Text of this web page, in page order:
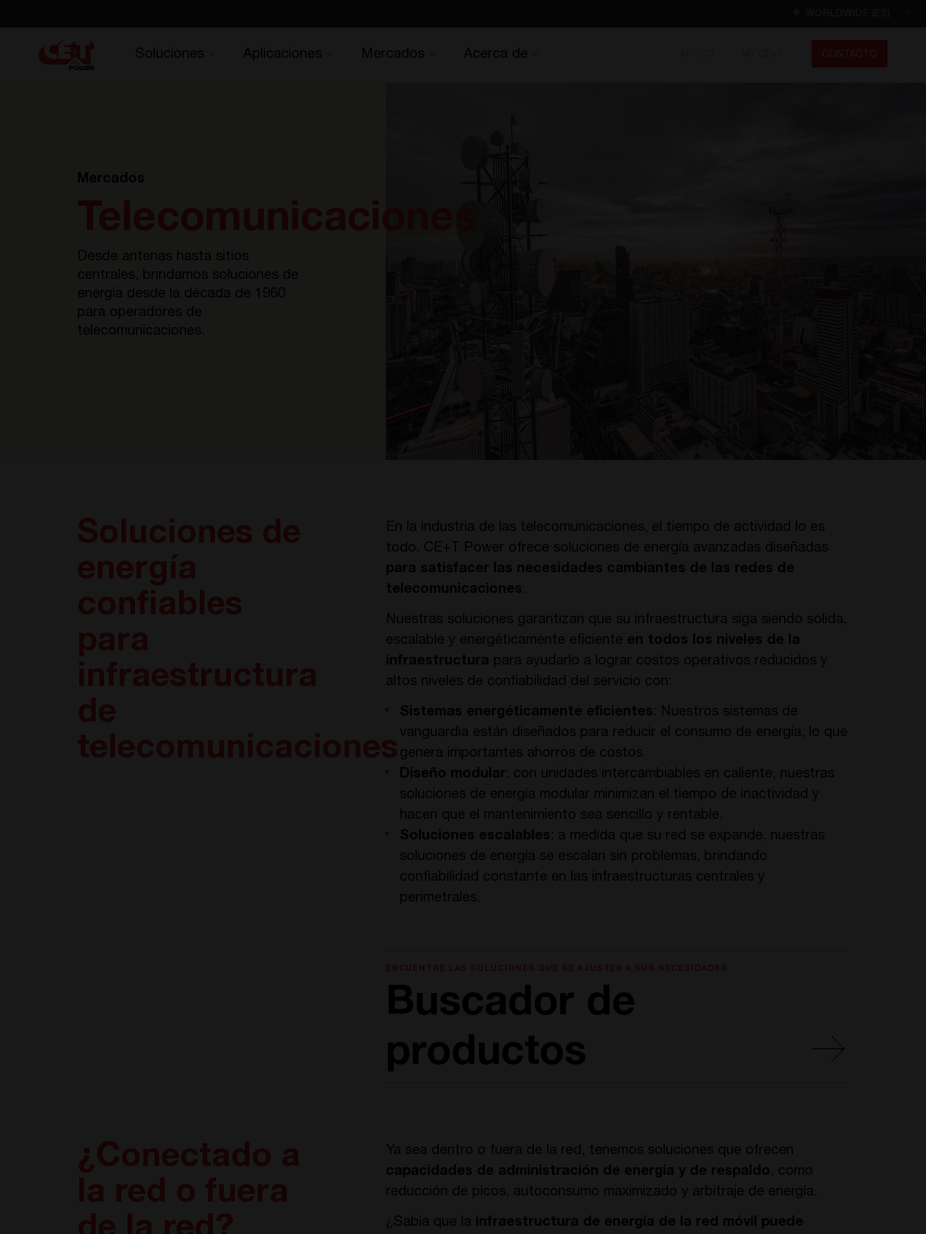
Soluciones Aplicaciones Mercados Acerca de
Mercados
Desde antenas hasta sitios
centrales, brindamos soluciones de
energía desde la década de 1960
para operadores de
telecomunicaciones.
En la industria de las telecomunicaciones, el tiempo de actividad lo es
todo. CE+T Power ofrece soluciones de energía avanzadas diseñadas
para satisfacer las necesidades cambiantes de las redes de
telecomunicaciones.
Nuestras soluciones garantizan que su infraestructura siga siendo sólida,
escalable y energéticamente eficiente en todos los niveles de la
infraestructura para ayudarlo a lograr costos operativos reducidos y
altos niveles de confiabilidad del servicio con:
Sistemas energéticamente eficientes: Nuestros sistemas de
vanguardia están diseñados para reducir el consumo de energía, lo que
genera importantes ahorros de costos.
Diseño modular: con unidades intercambiables en caliente, nuestras
soluciones de energía modular minimizan el tiempo de inactividad y
hacen que el mantenimiento sea sencillo y rentable.
Soluciones escalables: a medida que su red se expande, nuestras
soluciones de energía se escalan sin problemas, brindando
confiabilidad constante en las infraestructuras centrales y
perimetrales.
Buscador de
productos
Ya sea dentro o fuera de la red, tenemos soluciones que ofrecen
capacidades de administración de energía y de respaldo , como
reducción de picos, autoconsumo maximizado y arbitraje de energía.
¿Sabía que la infraestructura de energía de la red móvil puede